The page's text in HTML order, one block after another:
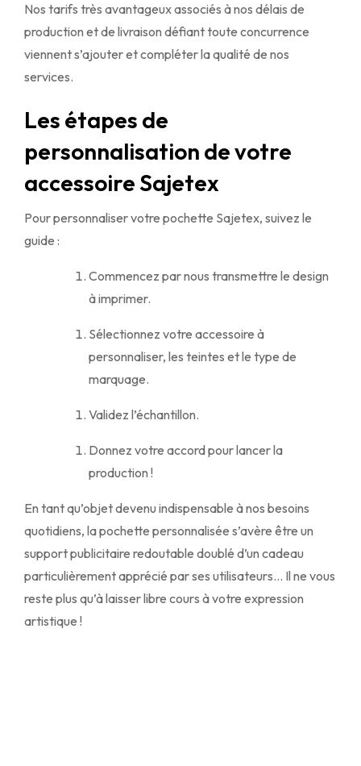
Nos tarifs très avantageux associés à nos délais de
production et de livraison défiant toute concurrence
viennent s’ajouter et compléter la qualité de nos
services.
Les étapes de
personnalisation de votre
accessoire Sajetex
Pour personnaliser votre pochette Sajetex, suivez le
guide :
Commencez par nous transmettre le design
à imprimer.
Sélectionnez votre accessoire à
personnaliser, les teintes et le type de
marquage.
Validez l’échantillon.
Donnez votre accord pour lancer la
production !
En tant qu’objet devenu indispensable à nos besoins
quotidiens, la pochette personnalisée s’avère être un
support publicitaire redoutable doublé d’un cadeau
particulièrement apprécié par ses utilisateurs… Il ne vous
reste plus qu’à laisser libre cours à votre expression
artistique !